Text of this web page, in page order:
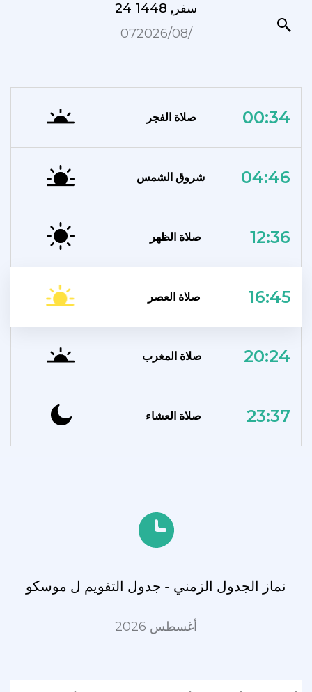
24 سفر, 1448
07‏/08‏/2026
صلاة الفجر 00:34
شروق الشمس 04:46
صلاة الظهر 12:36
صلاة العصر 16:45
صلاة المغرب 20:24
صلاة العشاء 23:37
نماز الجدول الزمني - جدول التقويم ل موسكو
أغسطس 2026